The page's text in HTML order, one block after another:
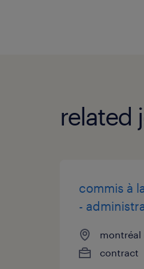
related
commis à
-
montréal
contract